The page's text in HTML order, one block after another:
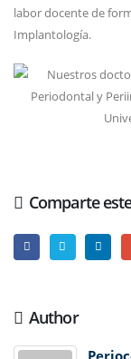
labor docente de
Implantología.
Comparte
Author